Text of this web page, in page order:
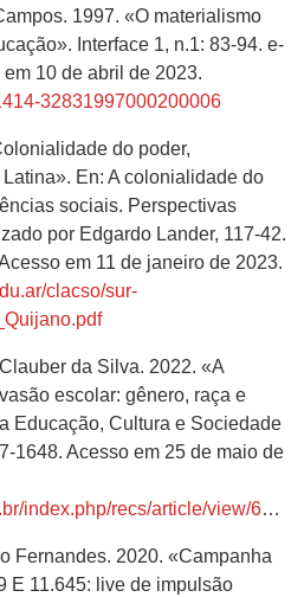
1997. «O materialismo
Interface 1, n.1: 83-94. e-
10 de abril de 2023.
32831997000200006
do poder,
En: A colonialidade do
sociais. Perspectivas
por Edgardo Lander, 117-42.
em 11 de janeiro de 2023.
clacso/sur-
da Silva. 2022. «A
escolar: gênero, raça e
Educação, Cultura e Sociedade
1648. Acesso em 25 de maio de
index.php/recs/article/view/6454
Fernandes. 2020. «Campanha
E 11.645: live de impulsão